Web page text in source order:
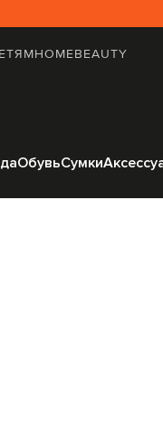
HOMEBEAUTY
ОбувьСумки
Главная Мужчинам